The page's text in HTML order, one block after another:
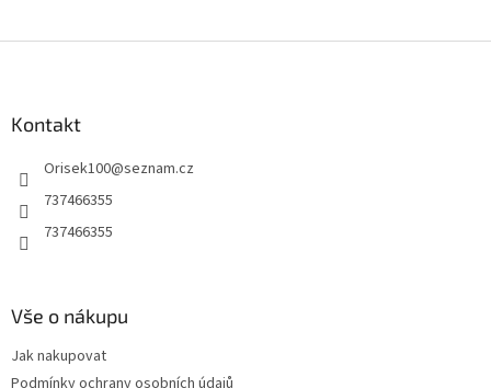
Kontakt
Orisek100@seznam.cz
737466355
737466355
Vše o nákupu
Jak nakupovat
Podmínky ochrany osobních údajů